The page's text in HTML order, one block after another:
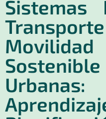
Sistemas